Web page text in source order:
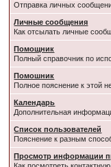
Отправка личных
Личные сообщения
Как отсылать личные
Помощник
Полный справочник по
Помошник
Полное пояснение к этой
Календарь
Дополнительная
Список пользователей
Пояснение к разным
Просмотр информации